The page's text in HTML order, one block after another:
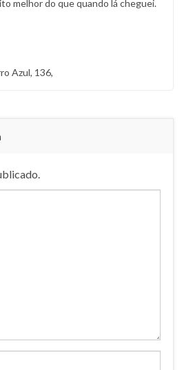
melhor do que quando lá cheguei.
Azul, 136,